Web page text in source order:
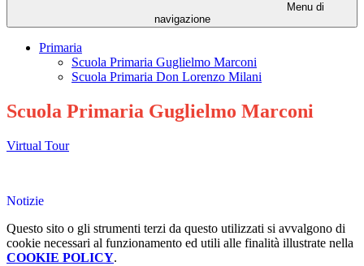
Menu di
navigazione
Primaria
Scuola Primaria Guglielmo Marconi
Scuola Primaria Don Lorenzo Milani
Scuola Primaria Guglielmo Marconi
Virtual Tour
Notizie
Questo sito o gli strumenti terzi da questo utilizzati si avvalgono di
cookie necessari al funzionamento ed utili alle finalità illustrate nella
COOKIE POLICY.